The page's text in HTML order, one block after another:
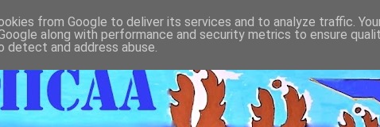
from Google to deliver its services and to analyze traffic.
along with performance and security metrics to ensure
detect and address abuse.